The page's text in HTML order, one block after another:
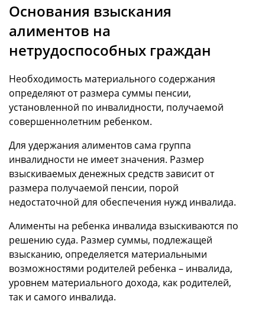
Основания взыскания
алиментов на
нетрудоспособных граждан
Необходимость материального содержания
определяют от размера суммы пенсии,
установленной по инвалидности, получаемой
совершеннолетним ребенком.
Для удержания алиментов сама группа
инвалидности не имеет значения. Размер
взыскиваемых денежных средств зависит от
размера получаемой пенсии, порой
недостаточной для обеспечения нужд инвалида.
Алименты на ребенка инвалида взыскиваются по
решению суда. Размер суммы, подлежащей
взысканию, определяется материальными
возможностями родителей ребенка – инвалида,
уровнем материального дохода, как родителей,
так и самого инвалида.